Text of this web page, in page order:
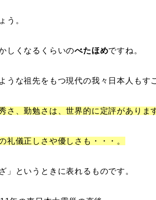
う。
しくなるくらいのべたほめですね。
うな祖先をもつ現代の我々日本人もす
さ、勤勉さは、世界的に定評がありま
礼儀正しさや優しさも・・・。
」というときに表れるものです。